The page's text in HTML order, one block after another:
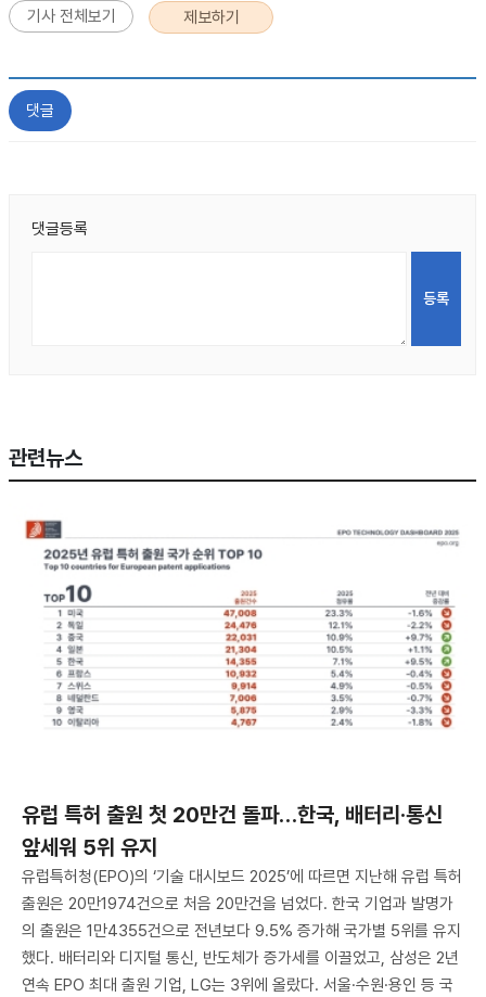
기사 전체보기 제보하기
댓글
댓글등록
관련뉴스
유럽 특허 출원 첫 20만건 돌파…한국, 배터리·통신
앞세워 5위 유지
유럽특허청(EPO)의 ‘기술 대시보드 2025’에 따르면 지난해 유럽 특허
출원은 20만1974건으로 처음 20만건을 넘었다. 한국 기업과 발명가
의 출원은 1만4355건으로 전년보다 9.5% 증가해 국가별 5위를 유지
했다. 배터리와 디지털 통신, 반도체가 증가세를 이끌었고, 삼성은 2년
연속 EPO 최대 출원 기업, LG는 3위에 올랐다. 서울·수원·용인 등 국